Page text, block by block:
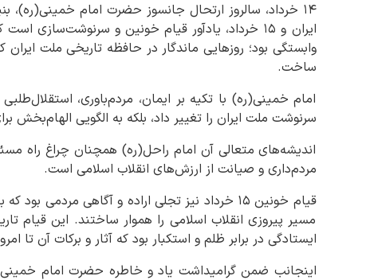
۱۴ خرداد، سالروز ارتحال جانسوز حضرت امام
ایران و ۱۵ خرداد، یادآور قیام خونین و
وابستگی بود؛ روزهایی ماندگار در حافظه تاریخی ملت
ساخت.
امام خمینی(ره) با تکیه بر ایمان، مردم‌باوری،
سرنوشت ملت ایران را تغییر داد، بلکه به الگویی
اندیشه‌های متعالی آن امام راحل(ره) همچنان چراغ راه
مردم‌داری و صیانت از ارزش‌های انقلاب اسلامی است.
قیام خونین ۱۵ خرداد نیز تجلی اراده و آگاهی
مسیر پیروزی انقلاب اسلامی را هموار ساختند. این قیام
ایستادگی در برابر ظلم و استکبار بود که آثار و برکات آن تا